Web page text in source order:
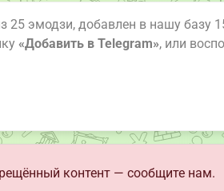
25 эмодзи, добавлен в нашу базу
«Добавить в Telegram», или
контент — сообщите нам.